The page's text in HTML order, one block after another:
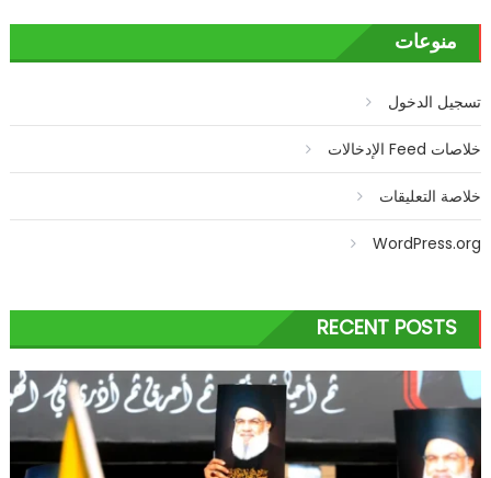
منوعات
تسجيل الدخول
خلاصات Feed الإدخالات
خلاصة التعليقات
WordPress.org
RECENT POSTS